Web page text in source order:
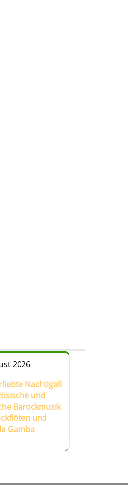
2026
Nachtigall
und
Barockmusik
und
Gamba